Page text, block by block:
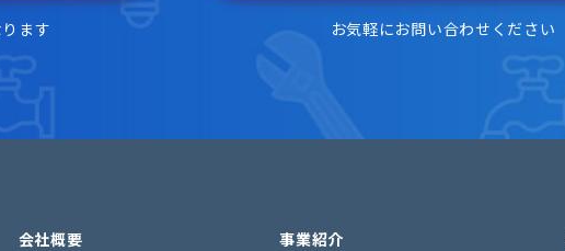
ます お気軽にお問い合わせください
会社概要 事業紹介